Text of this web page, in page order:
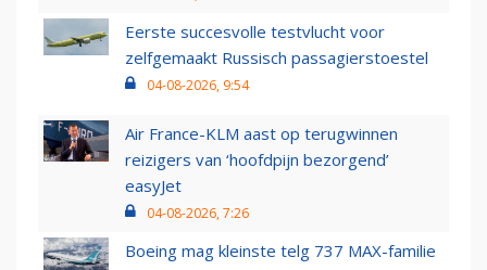
Eerste succesvolle testvlucht voor
zelfgemaakt Russisch passagierstoestel
04-08-2026, 9:54
Air France-KLM aast op terugwinnen
reizigers van ‘hoofdpijn bezorgend’
easyJet
04-08-2026, 7:26
Boeing mag kleinste telg 737 MAX-familie